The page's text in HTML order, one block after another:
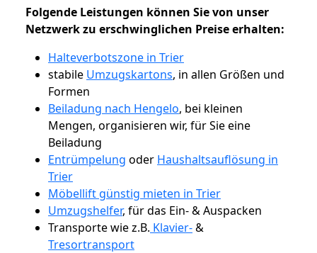
Folgende Leistungen können Sie von unser
Netzwerk zu erschwinglichen Preise erhalten:
Halteverbotszone in Trier
stabile Umzugskartons, in allen Größen und
Formen
Beiladung nach Hengelo, bei kleinen
Mengen, organisieren wir, für Sie eine
Beiladung
Entrümpelung oder Haushaltsauflösung in
Trier
Möbellift günstig mieten in Trier
Umzugshelfer, für das Ein- & Auspacken
Transporte wie z.B. Klavier-&
Tresortransport